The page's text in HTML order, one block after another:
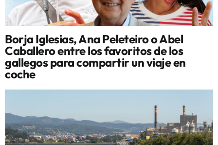
Borja Iglesias, Ana Peleteiro o Abel
Caballero entre los favoritos de los
gallegos para compartir un viaje en
coche